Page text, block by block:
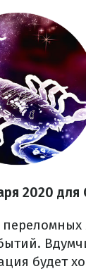
2020
будет